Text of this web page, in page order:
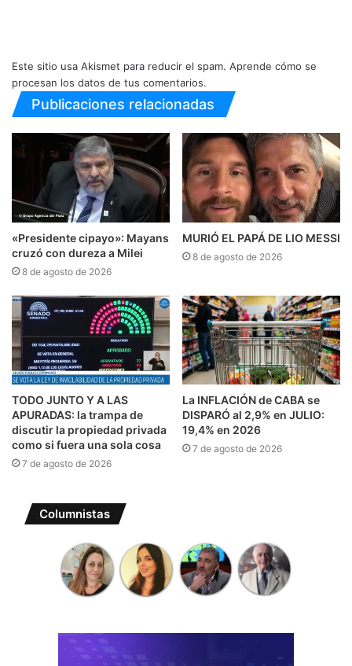
Este sitio usa Akismet para reducir el spam. Aprende cómo se
procesan los datos de tus comentarios.
Publicaciones relacionadas
«Presidente cipayo»: Mayans
cruzó con dureza a Milei
8 de agosto de 2026
MURIÓ EL PAPÁ DE LIO MESSI
8 de agosto de 2026
TODO JUNTO Y A LAS
APURADAS: la trampa de
discutir la propiedad privada
como si fuera una sola cosa
7 de agosto de 2026
La INFLACIÓN de CABA se
DISPARÓ al 2,9% en JULIO:
19,4% en 2026
7 de agosto de 2026
Columnistas